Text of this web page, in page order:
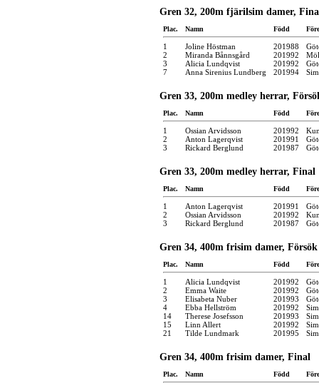
Gren 32, 200m fjärilsim damer,
Plac. Namn Född
1 Joline Höstman 201988
2
Miranda Bånnsgård 201992
3
Alicia Lundqvist 201992
7
Anna Sirenius Lundberg 201994
Gren 33, 200m medley herrar,
Plac. Namn Född
1 Ossian Arvidsson 201992
2
Anton Lagerqvist 201991
3
Rickard Berglund 201987
Gren 33, 200m medley herrar, Final
Plac. Namn Född
1 Anton Lagerqvist 201991
2
Ossian Arvidsson 201992
3
Rickard Berglund 201987
Gren 34, 400m frisim damer, Försök
Plac. Namn Född
1 Alicia Lundqvist 201992
2
Emma Waite 201992
3
Elisabeta Nuber 201993
4
Ebba Hellström 201992
14
Therese Josefsson 201993
15
Linn Allert 201992
21
Tilde Lundmark 201995
Gren 34, 400m frisim damer, Final
Plac. Namn Född